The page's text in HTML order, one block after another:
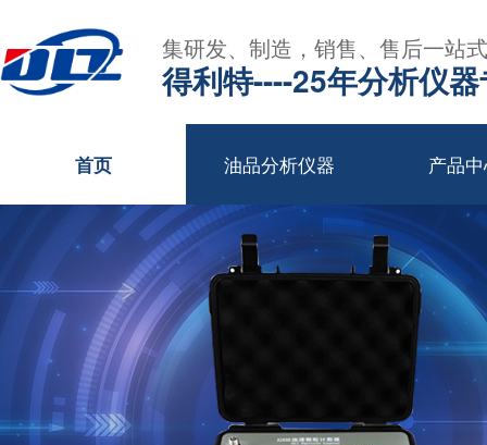
集研发、制造，销售、售后一站
得利特----25年分析仪
首页 油品分析仪器 产品